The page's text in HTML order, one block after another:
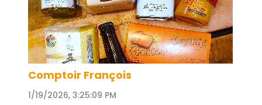
Comptoir François
1/19/2026, 3:25:09 PM